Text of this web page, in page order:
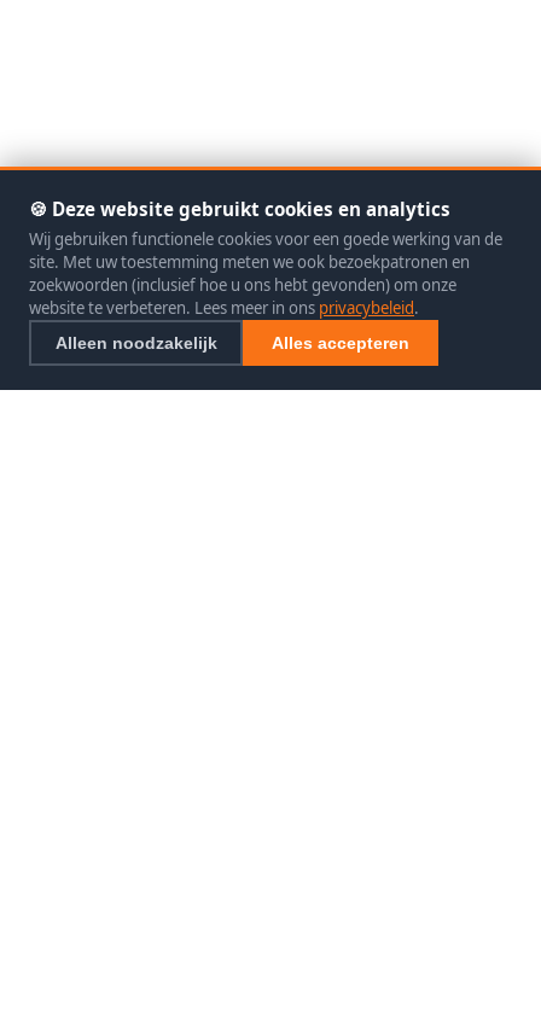
🍪 Deze website gebruikt cookies en analytics
Wij gebruiken functionele cookies voor een goede werking van de
site. Met uw toestemming meten we ook bezoekpatronen en
zoekwoorden (inclusief hoe u ons hebt gevonden) om onze
website te verbeteren. Lees meer in ons privacybeleid.
Alleen noodzakelijk Alles accepteren